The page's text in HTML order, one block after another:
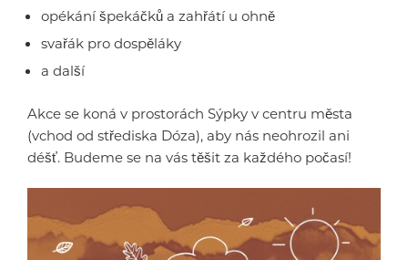
opékání špekáčků a zahřátí u ohně
svařák pro dospěláky
a další
Akce se koná v prostorách Sýpky v centru města
(vchod od střediska Dóza), aby nás neohrozil ani
déšť. Budeme se na vás těšit za každého počasí!